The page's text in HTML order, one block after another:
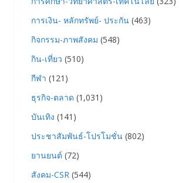
การเงิน- หลักทรัพย์- ประกัน (463)
กิจกรรม-ภาพสังคม (548)
กิน-เที่ยว (510)
กีฬา (121)
ธุรกิจ-ตลาด (1,031)
บันเทิง (141)
ประชาสัมพันธ์-โปรโมชั่น (802)
ยานยนต์ (72)
สังคม-CSR (544)